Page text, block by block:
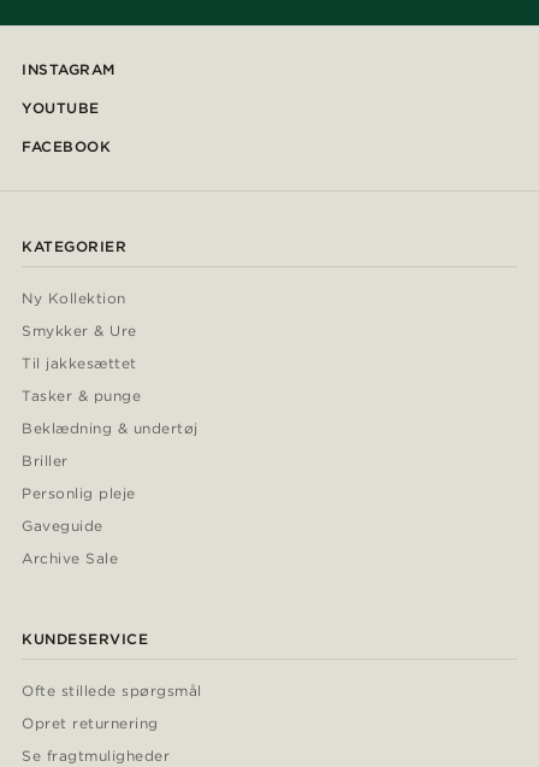
INSTAGRAM
YOUTUBE
FACEBOOK
KATEGORIER
Ny Kollektion
Smykker & Ure
Til jakkesættet
Tasker & punge
Beklædning & undertøj
Briller
Personlig pleje
Gaveguide
Archive Sale
KUNDESERVICE
Ofte stillede spørgsmål
Opret returnering
Se fragtmuligheder